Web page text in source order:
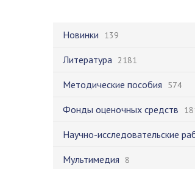
Новинки 139
Литература 2181
Методические пособия 574
Фонды оценочных средств
Научно-исследовательские
Мультимедия 8